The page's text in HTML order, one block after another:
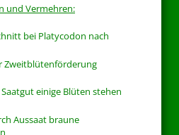
und Vermehren:
bei Platycodon nach
Zweitblütenförderung
einige Blüten stehen
Aussaat braune